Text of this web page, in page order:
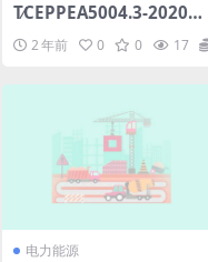
T∕CEPPEA5004.3-2020核
电厂常规岛施工图设计文
件内容深度规定第3部分：
2 年前 0 0 17
电力能源